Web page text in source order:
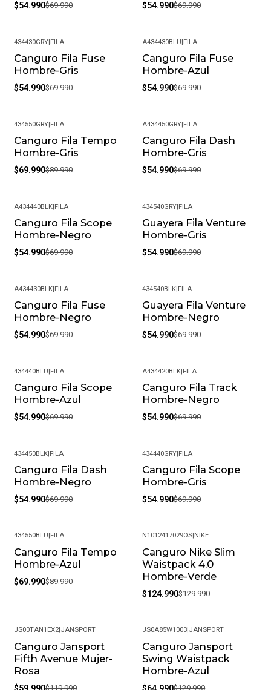
$54.990$69.990 $54.990$69.990
-21%
434430GRY|FILA
Canguro Fila Fuse
Hombre-Gris
$54.990$69.990
-21%
A434430BLU|FILA
Canguro Fila Fuse
Hombre-Azul
$54.990$69.990
-22%
434550GRY|FILA
Canguro Fila Tempo
Hombre-Gris
$69.990$89.990
-21%
A434450GRY|FILA
Canguro Fila Dash
Hombre-Gris
$54.990$69.990
-21%
A434440BLK|FILA
Canguro Fila Scope
Hombre-Negro
$54.990$69.990
-21%
434540GRY|FILA
Guayera Fila Venture
Hombre-Gris
$54.990$69.990
-21%
A434430BLK|FILA
Canguro Fila Fuse
Hombre-Negro
$54.990$69.990
-21%
434540BLK|FILA
Guayera Fila Venture
Hombre-Negro
$54.990$69.990
-21%
434440BLU|FILA
Canguro Fila Scope
Hombre-Azul
$54.990$69.990
-21%
A434420BLK|FILA
Canguro Fila Track
Hombre-Negro
$54.990$69.990
-21%
434450BLK|FILA
Canguro Fila Dash
Hombre-Negro
$54.990$69.990
-21%
434440GRY|FILA
Canguro Fila Scope
Hombre-Gris
$54.990$69.990
-22%
434550BLU FILA
Canguro Fila Tempo
Hombre-Azul
$69.990$89.990
-4%
N1012417029OS NIKE
Canguro Nike Slim
Waistpack 4.0
Hombre-Verde
$124.990$129.990
-50%
JS00TAN1EX2| JANSPORT
Canguro Jansport
Fifth Avenue Mujer-
Rosa
$59.990$119.990
-50%
JS0A85W1003 JANSPORT
Canguro Jansport
Swing Waistpack
Hombre-Azul
$64.990$129.990